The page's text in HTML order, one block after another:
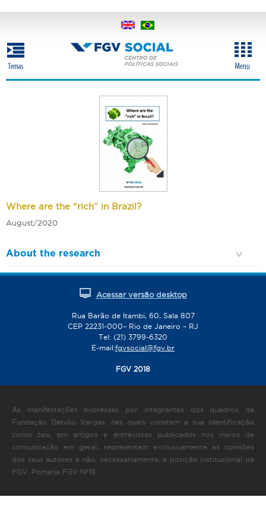
content
Where are the “rich” in Brazil?
August/2020
About the research
Acessar versão desktop
Rua Barão de Itambi, 60, Sala 807
CEP 22231-000– Rio de Janeiro – RJ
Tel: (21) 3799-6320
E-mail:fgvsocial@fgv.br
FGV 2018
As manifestações expressas por integrantes dos quadros da
Fundação Getulio Vargas, nas quais constem a sua identificação
como tais, em artigos e entrevistas publicados nos meios de
comunicação em geral, representam exclusivamente as opiniões
dos seus autores e não, necessariamente, a posição institucional da
FGV. Portaria FGV Nº19